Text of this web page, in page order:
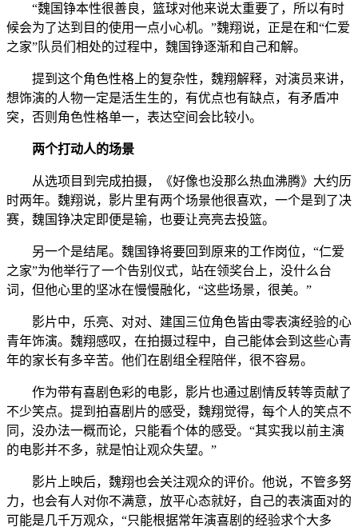
“魏国铮本性很善良，篮球对他来说太重要了，所以有时
候会为了达到目的使用一点小心机。”魏翔说，正是在和“仁爱
之家”队员们相处的过程中，魏国铮逐渐和自己和解。
提到这个角色性格上的复杂性，魏翔解释，对演员来讲，
想饰演的人物一定是活生生的，有优点也有缺点，有矛盾冲
突，否则角色性格单一，表达空间会比较小。
两个打动人的场景
从选项目到完成拍摄，《好像也没那么热血沸腾》大约历
时两年。魏翔说，影片里有两个场景他很喜欢，一个是到了决
赛，魏国铮决定即便是输，也要让亮亮去投篮。
另一个是结尾。魏国铮将要回到原来的工作岗位，“仁爱
之家”为他举行了一个告别仪式，站在领奖台上，没什么台
词，但他心里的坚冰在慢慢融化，“这些场景，很美。”
影片中，乐亮、对对、建国三位角色皆由零表演经验的心
青年饰演。魏翔感叹，在拍摄过程中，自己能体会到这些心青
年的家长有多辛苦。他们在剧组全程陪伴，很不容易。
作为带有喜剧色彩的电影，影片也通过剧情反转等贡献了
不少笑点。提到拍喜剧片的感受，魏翔觉得，每个人的笑点不
同，没办法一概而论，只能看个体的感受。“其实我以前主演
的电影并不多，就是怕让观众失望。”
影片上映后，魏翔也会关注观众的评价。他说，不管多努
力，也会有人对你不满意，放平心态就好，自己的表演面对的
可能是几千万观众，“只能根据常年演喜剧的经验求个大多